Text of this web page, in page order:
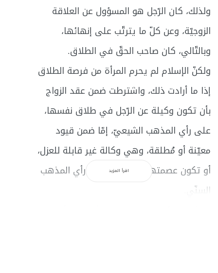
ولذلك، كان الرّجل هو المسؤول عن العلاقة
الزوجيّة، وعن كلّ ما يترتّب على إنهائها،
وبالتّالي، كان صاحب الحقّ في الطلاق.
ولكنّ الإسلام لم يحرم المرأة من فرصة الطلاق
إذا ما أرادت ذلك، واشترطت ضمن عقد الزواج
بأن تكون وكيلة عن الرّجل في طلاق نفسها،
على رأي المذهب الشيعيّ، إمّا ضمن قيود
معيّنة أو مُطلقة، وهي وكالة غير قابلة للعزل،
أو تكون عصمتها في يدها على رأي المذهب
السنّي.
اقرأ المزيد